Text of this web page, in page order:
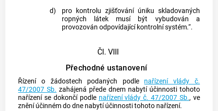
d)
pro kontrolu zjišťování úniku skladovaných
ropných látek musí být vybudován a
provozován odpovídající kontrolní systém.“.
Čl. VIII
Přechodné ustanovení
Řízení o žádostech podaných podle nařízení vlády č.
47/2007 Sb. zahájená přede dnem nabytí účinnosti tohoto
nařízení se dokončí podle nařízení vlády č. 47/2007 Sb., ve
znění účinném do dne nabytí účinnosti tohoto nařízení.